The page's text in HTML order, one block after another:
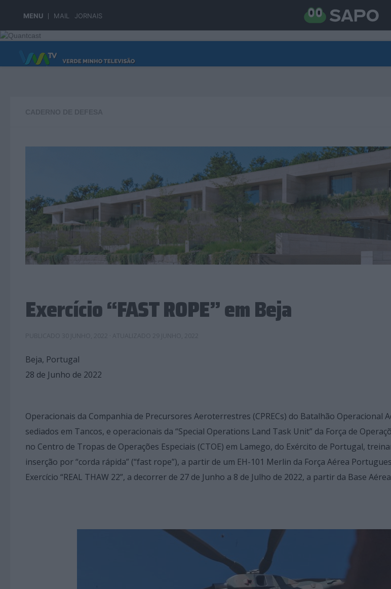
MENU MAIL JORNAIS
Skip to content
Exercício “FAST ROPE” em Beja
Beja, Portugal
28 de Junho de 2022
Operacionais da Companhia de Precursores Aeroterrestres (CPRECs) do Batalhão Operacional
sediados em Tancos, e operacionais da “Special Operations Land Task Unit” da Força de
no Centro de Tropas de Operações Especiais (CTOE) em Lamego, do Exército de Portugal,
inserção por “corda rápida” (“fast rope”), a partir de um EH-101 Merlin da Força Aérea
Exercício “REAL THAW 22”, a decorrer de 27 de Junho a 8 de Julho de 2022, a partir da Base